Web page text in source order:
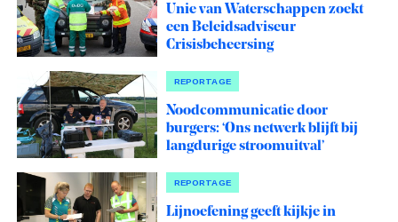
Unie van Waterschappen zoekt
een Beleidsadviseur
Crisisbeheersing
REPORTAGE
Noodcommunicatie door
burgers: ‘Ons netwerk blijft bij
langdurige stroomuitval’
REPORTAGE
Lijnoefening geeft kijkje in